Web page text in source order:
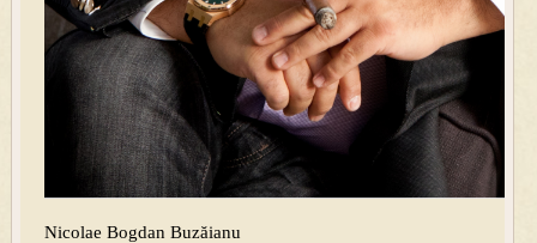
Nicolae Bogdan Buzăianu